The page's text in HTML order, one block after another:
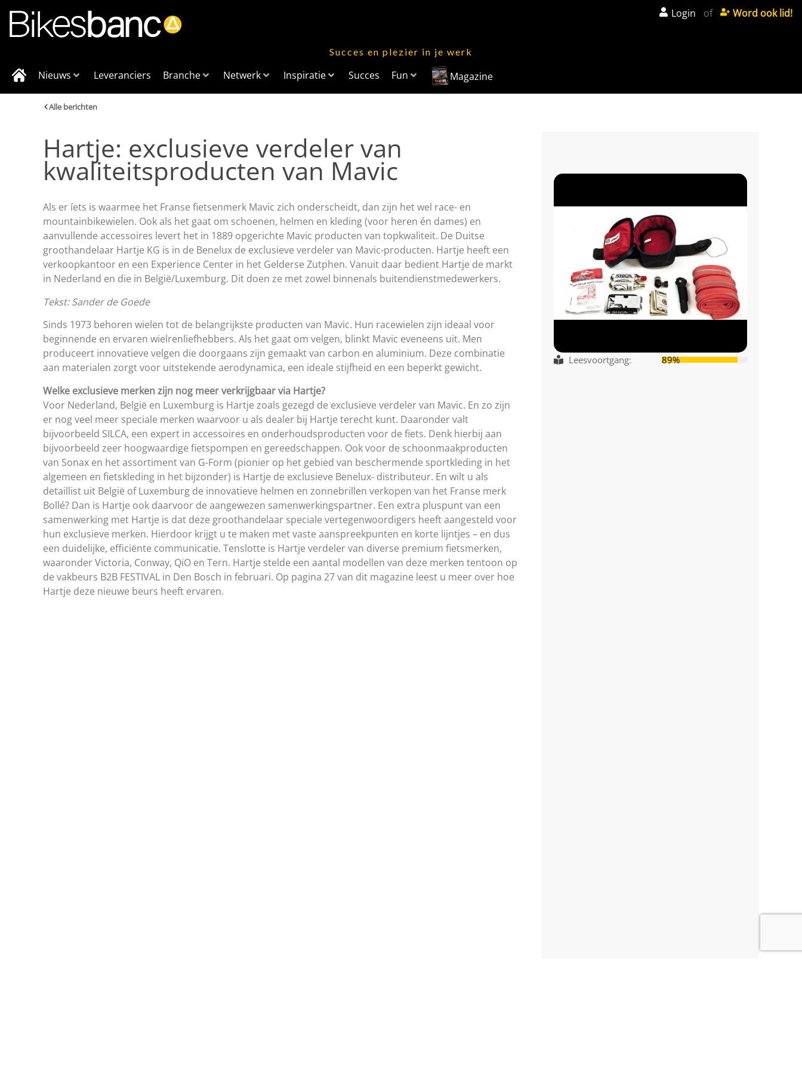
Login of Word ook lid!
Succes en plezier in je werk
Nieuws Leveranciers Branche Netwerk Inspiratie Succes Fun Magazine
Alle berichten
Hartje: exclusieve verdeler van
kwaliteitsproducten van Mavic
Als er íets is waarmee het Franse fietsenmerk Mavic zich onderscheidt, dan zijn het wel race- en
mountainbikewielen. Ook als het gaat om schoenen, helmen en kleding (voor heren én dames) en
aanvullende accessoires levert het in 1889 opgerichte Mavic producten van topkwaliteit. De Duitse
groothandelaar Hartje KG is in de Benelux de exclusieve verdeler van Mavic-producten. Hartje heeft een
verkoopkantoor en een Experience Center in het Gelderse Zutphen. Vanuit daar bedient Hartje de markt
in Nederland en die in België/Luxemburg. Dit doen ze met zowel binnenals buitendienstmedewerkers.
Tekst: Sander de Goede
Sinds 1973 behoren wielen tot de belangrijkste producten van Mavic. Hun racewielen zijn ideaal voor
beginnende en ervaren wielrenliefhebbers. Als het gaat om velgen, blinkt Mavic eveneens uit. Men
produceert innovatieve velgen die doorgaans zijn gemaakt van carbon en aluminium. Deze combinatie
aan materialen zorgt voor uitstekende aerodynamica, een ideale stijfheid en een beperkt gewicht.
Welke exclusieve merken zijn nog meer verkrijgbaar via Hartje?
Voor Nederland, België en Luxemburg is Hartje zoals gezegd de exclusieve verdeler van Mavic. En zo zijn
er nog veel meer speciale merken waarvoor u als dealer bij Hartje terecht kunt. Daaronder valt
bijvoorbeeld SILCA, een expert in accessoires en onderhoudsproducten voor de fiets. Denk hierbij aan
bijvoorbeeld zeer hoogwaardige fietspompen en gereedschappen. Ook voor de schoonmaakproducten
van Sonax en het assortiment van G-Form (pionier op het gebied van beschermende sportkleding in het
algemeen en fietskleding in het bijzonder) is Hartje de exclusieve Benelux- distributeur. En wilt u als
detaillist uit België of Luxemburg de innovatieve helmen en zonnebrillen verkopen van het Franse merk
Bollé? Dan is Hartje ook daarvoor de aangewezen samenwerkingspartner. Een extra pluspunt van een
samenwerking met Hartje is dat deze groothandelaar speciale vertegenwoordigers heeft aangesteld voor
hun exclusieve merken. Hierdoor krijgt u te maken met vaste aanspreekpunten en korte lijntjes – en dus
een duidelijke, efficiënte communicatie. Tenslotte is Hartje verdeler van diverse premium fietsmerken,
waaronder Victoria, Conway, QiO en Tern. Hartje stelde een aantal modellen van deze merken tentoon op
de vakbeurs B2B FESTIVAL in Den Bosch in februari. Op pagina 27 van dit magazine leest u meer over hoe
Hartje deze nieuwe beurs heeft ervaren.
Leesvoortgang: 89%